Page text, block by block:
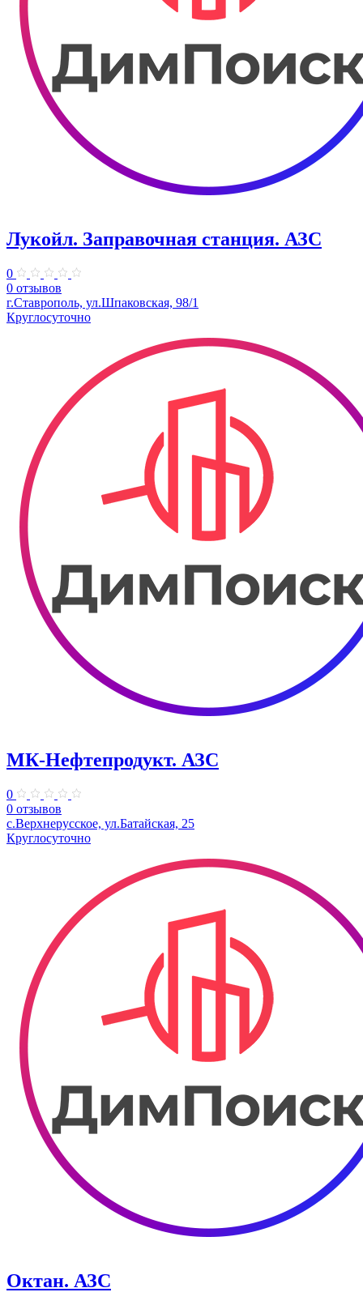
Лукойл. Заправочная станция. АЗС
0
0 отзывов
г.Ставрополь, ул.Шпаковская, 98/1
Круглосуточно
МК-Нефтепродукт. АЗС
0
0 отзывов
с.Верхнерусское, ул.Батайская, 25
Круглосуточно
Октан. АЗС